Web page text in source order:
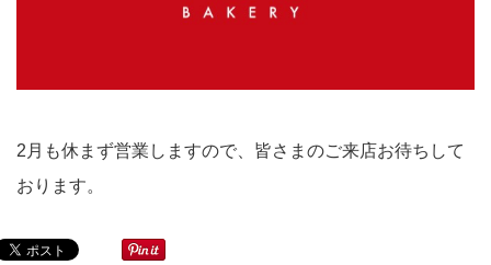
2月も休まず営業しますので、皆さまのご来店お待ちして
おります。